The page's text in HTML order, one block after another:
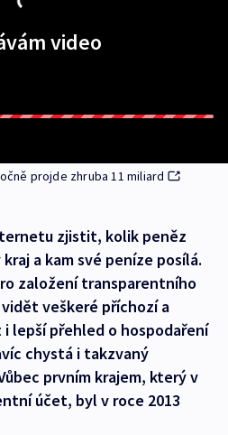
video
projde zhruba 11 miliard
zjistit, kolik peněz
a kam své peníze posílá.
založení transparentního
veškeré příchozí a
lepší přehled o hospodaření
chystá i takzvaný
prvním krajem, který v
účet, byl v roce 2013